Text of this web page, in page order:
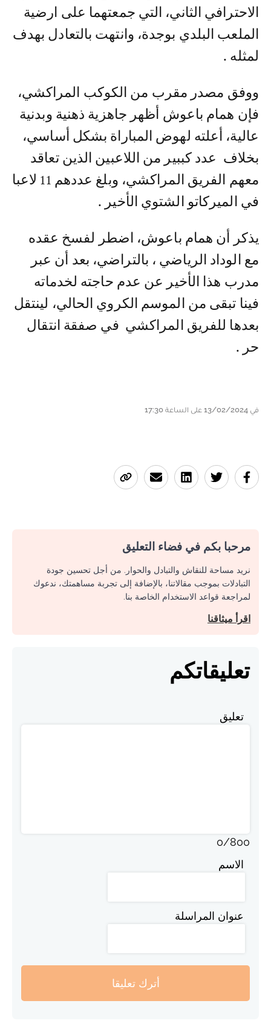
الاحترافي الثاني، التي جمعتهما على ارضية
الملعب البلدي بوجدة، وانتهت بالتعادل بهدف
لمثله .
ووفق مصدر مقرب من الكوكب المراكشي،
فإن همام باعوش أظهر جاهزية ذهنية وبدنية
عالية، أعلته لهوض المباراة بشكل أساسي،
بخلاف عدد كببير من اللاعبين الذين تعاقد
معهم الفريق المراكشي، وبلغ عددهم 11 لاعبا
في الميركاتو الشتوي الأخير .
يذكر أن همام باعوش، اضطر لفسخ عقده
مع الوداد الرياضي ، بالتراضي، بعد أن عبر
مدرب هذا الأخير عن عدم حاجته لخدماته
فينا تبقى من الموسم الكروي الحالي، لينتقل
بعدها للفريق المراكشي في صفقة انتقال
حر .
في 13/02/2024 على الساعة 17:30
مرحبا بكم في فضاء التعليق
نريد مساحة للنقاش والتبادل والحوار. من أجل تحسين جودة
التبادلات بموجب مقالاتنا، بالإضافة إلى تجربة مساهمتك، ندعوك
لمراجعة قواعد الاستخدام الخاصة بنا.
اقرأ ميثاقنا
تعليقاتكم
تعليق
0/800
الاسم
عنوان المراسلة
أترك تعليقا